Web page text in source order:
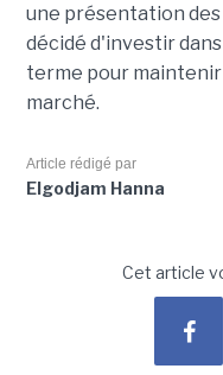
une présentation
décidé d'investir
terme pour maintenir
marché.
Article rédigé par
Elgodjam Hanna
Cet article